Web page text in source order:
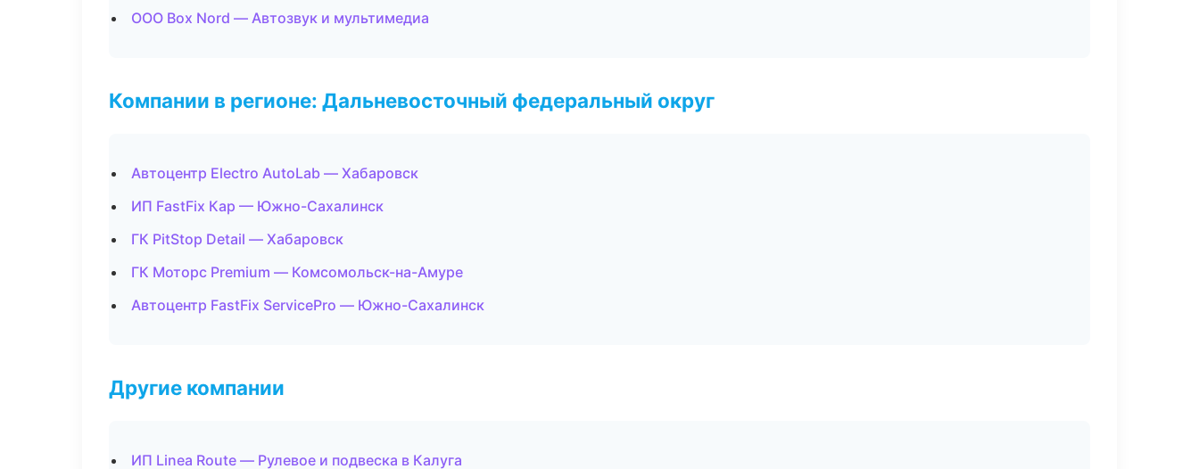
ООО Box Nord — Автозвук и мультимедиа
Компании в регионе: Дальневосточный федеральный округ
Автоцентр Electro AutoLab — Хабаровск
ИП FastFix Кар — Южно-Сахалинск
ГК PitStop Detail — Хабаровск
ГК Моторс Premium — Комсомольск-на-Амуре
Автоцентр FastFix ServicePro — Южно-Сахалинск
Другие компании
ИП Linea Route — Рулевое и подвеска в Калуга